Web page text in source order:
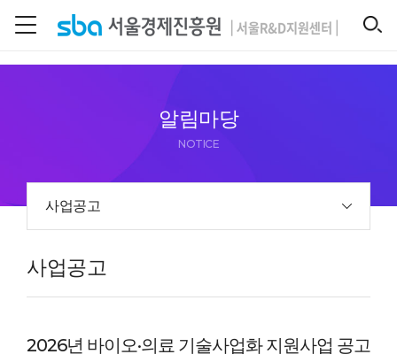
알림마당
NOTICE
사업공고
사업공고
2026년 바이오·의료 기술사업화 지원사업 공고